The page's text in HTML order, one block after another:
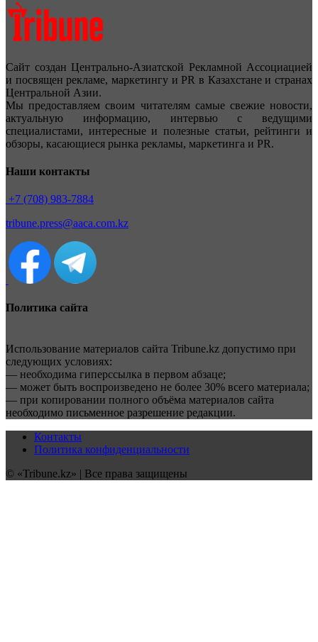
Сайт создан Центрально-Азиатской Рекламной Ассоциацией
и посвящен рекламе, маркетингу и PR в Казахстане и странах
Центральной Азии.
Мы предоставляем своим читателям самые свежие новости,
актуальную информацию, интервью с ведущими
специалистами, интересные и полезные статьи, рейтинги и
обзоры, касающиеся рынка рекламы, маркетинга и PR.
Наши контакты
+7 (708) 983-7884
tribune.press@aaca.com.kz
Политика сайта
Использование материалов сайта Tribune.kz допустимо при
следующих условиях:
— необходима гиперссылка в первом абзаце;
— может быть воспроизведено не более 30% всего материала;
— при копировании полного объёма материалов сайта
необходимо письменное разрешение редакции.
Контакты
Политика конфиденциальности
© «Tribune.kz» | Все права защищены